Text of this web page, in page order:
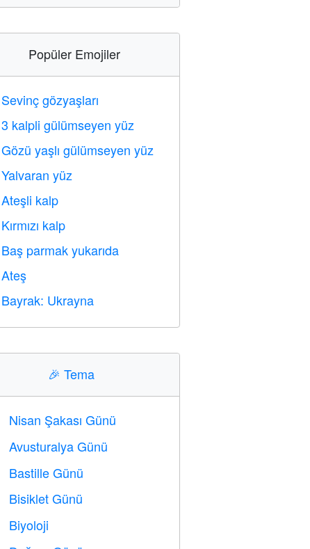
Popüler Emojiler
Sevinç gözyaşları
3 kalpli gülümseyen yüz
Gözü yaşlı gülümseyen yüz
Yalvaran yüz
Ateşli kalp
Kırmızı kalp
Baş parmak yukarıda
Ateş
Bayrak: Ukrayna
🎉Tema
Nisan Şakası Günü
Avusturalya Günü
Bastille Günü
Bisiklet Günü
Biyoloji